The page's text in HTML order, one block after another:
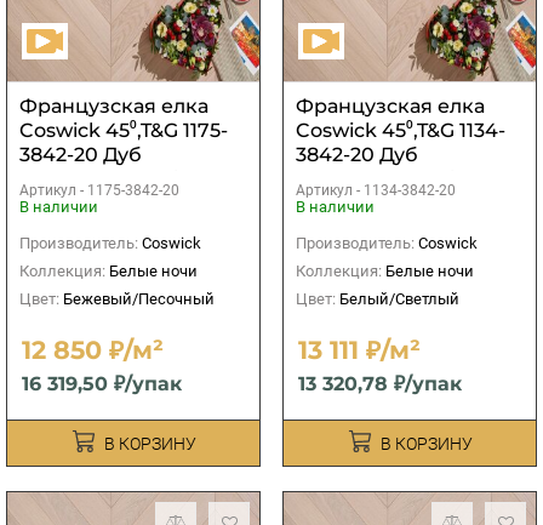
Французская елка
Coswick 45⁰,T&G 1175-
3842-20 Дуб
Акварельный белый
рустикальный 1
Артикул - 1175-3842-20
В наличии
Производитель: Coswick
Коллекция: Белые ночи
Цвет: Бежевый/Песочный
12 850 ₽/м²
16 319,50 ₽/упак
В КОРЗИНУ
Французская елка
Coswick 45⁰,T&G 1134-
3842-20 Дуб
Акварельный белый
рустикальный 1
Артикул - 1134-3842-20
В наличии
Производитель: Coswick
Коллекция: Белые ночи
Цвет: Белый/Светлый
13 111 ₽/м²
13 320,78 ₽/упак
В КОРЗИНУ